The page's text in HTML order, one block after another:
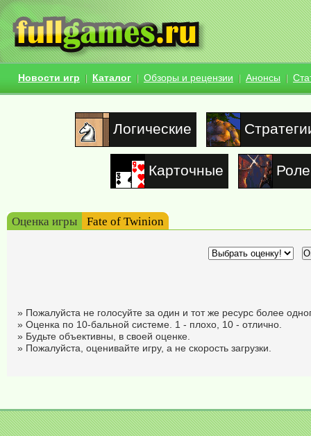
Новости игр Каталог Обзоры и рецензии Анонсы
Логические
Карточные
Оценка игры Fate of Twinion
» Пожалуйста не голосуйте за один и тот же ресурс более
» Оценка по 10-бальной системе. 1 - плохо, 10 - отлично.
» Будьте объективны, в своей оценке.
» Пожалуйста, оценивайте игру, а не скорость загрузки.